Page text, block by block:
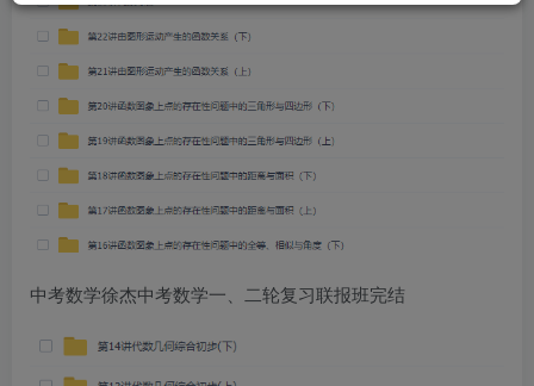
中考数学徐杰中考数学一、二轮复习联报班完结